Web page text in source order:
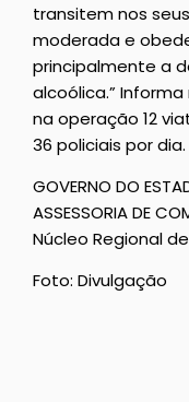
transitem nos
moderada e
principalmente a
alcoólica.”
na operação 12
36 policiais por dia.
GOVERNO DO
ASSESSORIA DE
Núcleo Regional
Foto: Divulgação